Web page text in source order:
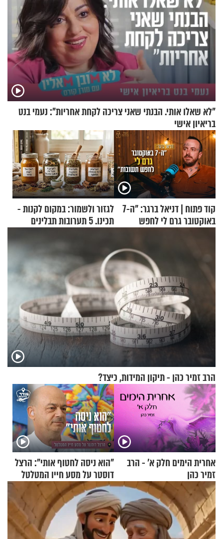
"לא שאלו אותי. הבנתי שאני צריכה לקחת אחריות": נעמי בנט
בריאיון אישי
קוד פתוח | דניאל ברגר: "ה-7
באוקטובר גרם לי לחפש
לגזור ולשמור: במקום לקנות -
תכינו. 5 תערובות תבלינים
הרב זמיר כהן - תיקון המידות, כיצד?
אחרית הימים חלק א’ - הרב
זמיר כהן
"הוא ניסה לחטוף אותי": הרצל
דוסטר על מסע חייו המטלטל